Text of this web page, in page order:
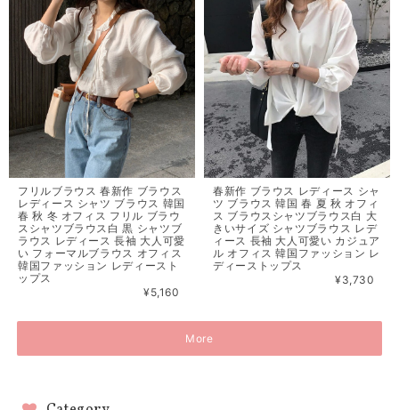
フリルブラウス 春新作 ブラウス
レディース シャツ ブラウス 韓国
春 秋 冬 オフィス フリル ブラウ
スシャツブラウス白 黒 シャツブ
ラウス レディース 長袖 大人可愛
い フォーマルブラウス オフィス
韓国ファッション レディースト
ップス
¥5,160
春新作 ブラウス レディース シャ
ツ ブラウス 韓国 春 夏 秋 オフィ
ス ブラウスシャツブラウス白 大
きいサイズ シャツブラウス レデ
ィース 長袖 大人可愛い カジュア
ル オフィス 韓国ファッション レ
ディーストップス
¥3,730
More